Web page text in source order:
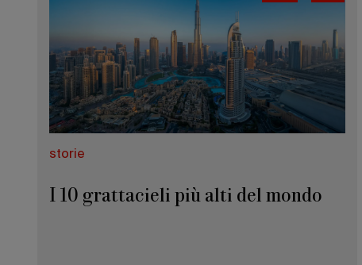
storie
I 10 grattacieli più alti del mondo